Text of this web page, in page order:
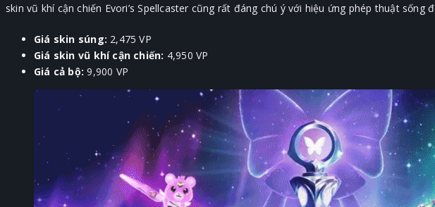
skin vũ khí cận chiến Evori’s Spellcaster cũng rất đáng chú ý với hiệu ứng phép thuật sống
Giá skin súng: 2,475 VP
Giá skin vũ khí cận chiến: 4,950 VP
Giá cả bộ: 9,900 VP